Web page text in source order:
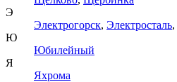
Э
Электрогорск, Электросталь,
Ю
Юбилейный
Я
Яхрома